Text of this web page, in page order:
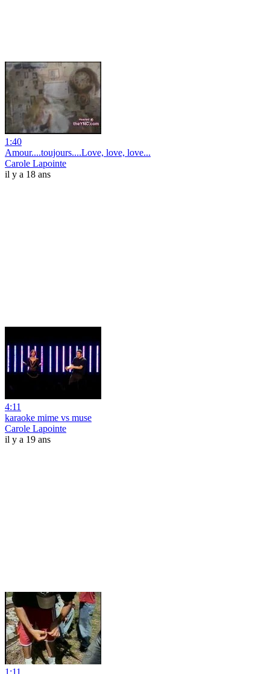
1:40
Amour....toujours....Love, love, love...
Carole Lapointe
il y a 18 ans
4:11
karaoke mime vs muse
Carole Lapointe
il y a 19 ans